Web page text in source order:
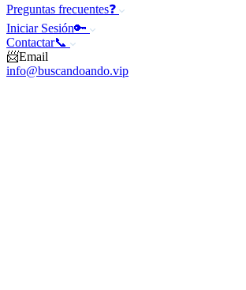
Preguntas frecuentes❓
Iniciar Sesión🔑
Contactar📞
📨Email
info@buscandoando.vip